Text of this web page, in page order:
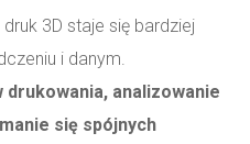
3D staje się bardziej
i danym.
analizowanie
się spójnych